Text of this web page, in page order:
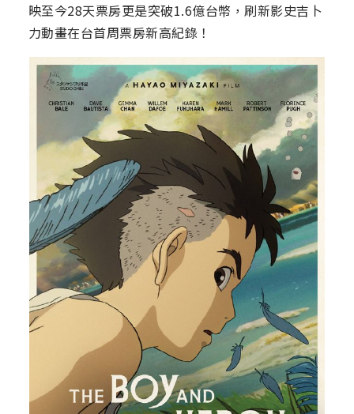
映至今28天票房更是突破1.6億台幣，刷新影史吉卜
力動畫在台首周票房新高紀錄！